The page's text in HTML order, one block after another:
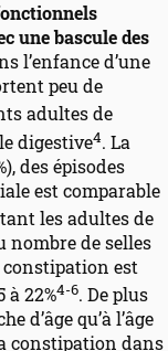
une bascule des
l’enfance d’une
peu de
adultes de
digestive4. La
des épisodes
est comparable
les adultes de
de selles
constipation est
à 22%4-6. De plus
d’âge qu’à l’âge
constipation dans